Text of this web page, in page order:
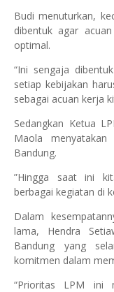
Budi menuturkan,
dibentuk agar
optimal.
“Ini sengaja
setiap kebijakan
sebagai acuan kerja
Sedangkan Ketua
Maola
Bandung.
”Hingga saat ini
berbagai kegiatan di
Dalam
lama, Hendra
Bandung yang
komitmen dalam
“Prioritas LPM ini